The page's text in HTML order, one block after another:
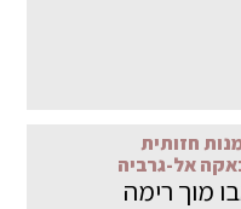
חזותית
אל-גרביה
מוך רימה